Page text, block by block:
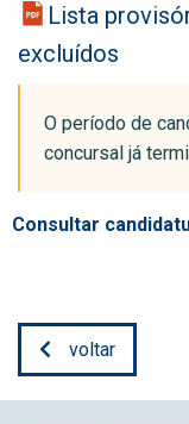
Lista
excluídos
O período de
concursal já
Consultar
voltar